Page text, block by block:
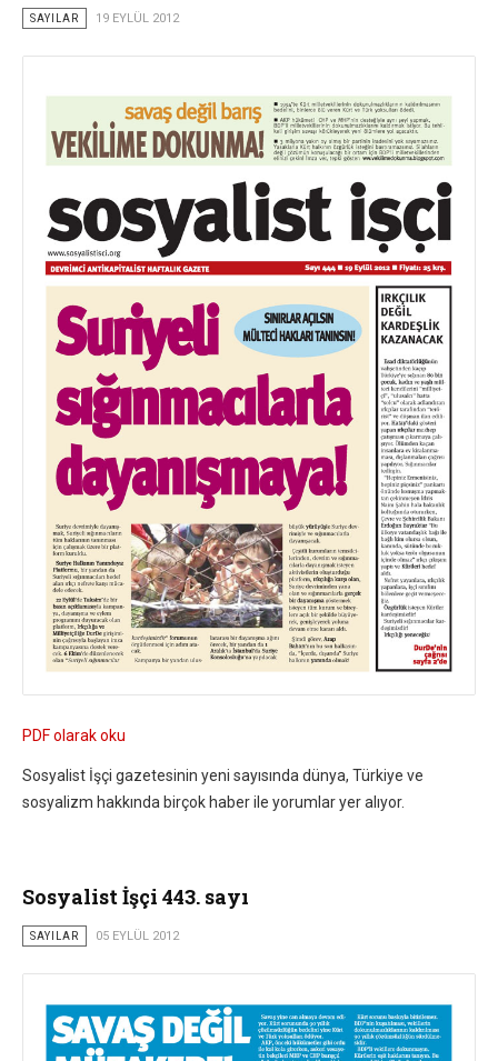
SAYILAR 19 EYLÜL 2012
PDF olarak oku
Sosyalist İşçi gazetesinin yeni sayısında dünya, Türkiye ve
sosyalizm hakkında birçok haber ile yorumlar yer alıyor.
Sosyalist İşçi 443. sayı
SAYILAR 05 EYLÜL 2012